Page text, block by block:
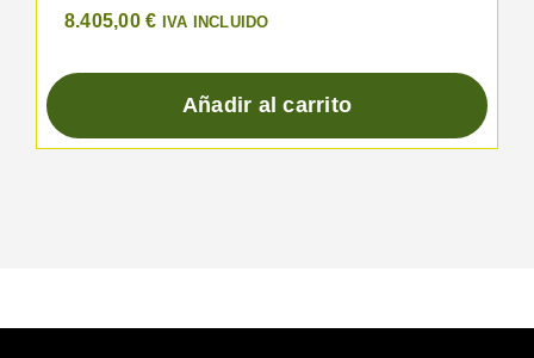
8.405,00€ IVA INCLUIDO
Añadir al carrito